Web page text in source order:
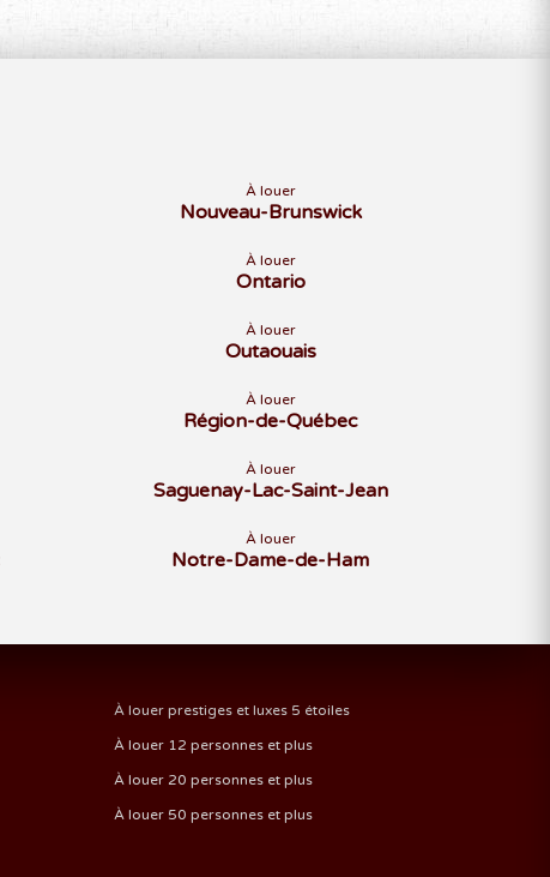
À louer
Nouveau-Brunswick
À louer
Ontario
À louer
Outaouais
À louer
Région-de-Québec
À louer
Saguenay-Lac-Saint-Jean
À louer
Notre-Dame-de-Ham
À louer prestiges et luxes 5 étoiles
À louer 12 personnes et plus
À louer 20 personnes et plus
À louer 50 personnes et plus